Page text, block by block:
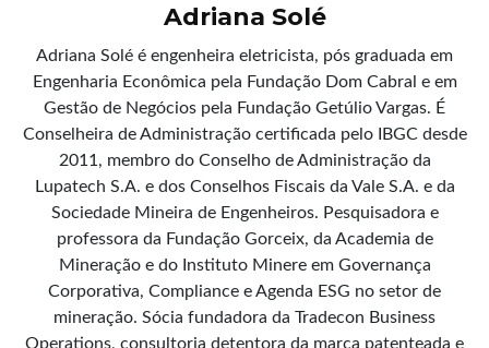
Adriana Solé
Adriana Solé é engenheira eletricista, pós graduada em
Engenharia Econômica pela Fundação Dom Cabral e em
Gestão de Negócios pela Fundação Getúlio Vargas. É
Conselheira de Administração certificada pelo IBGC desde
2011, membro do Conselho de Administração da
Lupatech S.A. e dos Conselhos Fiscais da Vale S.A. e da
Sociedade Mineira de Engenheiros. Pesquisadora e
professora da Fundação Gorceix, da Academia de
Mineração e do Instituto Minere em Governança
Corporativa, Compliance e Agenda ESG no setor de
mineração. Sócia fundadora da Tradecon Business
Operations, consultoria detentora da marca patenteada e